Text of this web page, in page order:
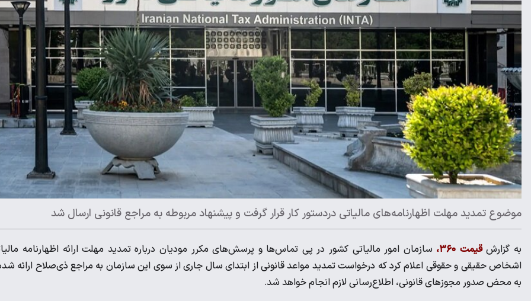
موضوع تمدید مهلت‌ اظهارنامه‌های مالیاتی دردستور کار قرار گرفت و پیشنهاد مربوطه به مراجع قانونی ارسال شد
به گزارشقیمت ۳۶۰،
سازمان امور مالیاتی کشور در پی تماس‌ها و پرسش‌های مکرر مودیان درباره تمدید مهلت ارائه اظهارنامه
اشخاص حقیقی و حقوقی اعلام کرد که درخواست تمدید مواعد قانونی از ابتدای سال جاری از سوی این سازمان به مراجع ذی‌صلاح ارائه
به محض صدور مجوزهای قانونی، اطلاع‌رسانی لازم انجام خواهد شد.